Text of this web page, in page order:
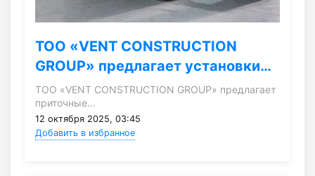
ТОО «VENT CONSTRUCTION
GROUP» предлагает установки…
ТОО «VENT CONSTRUCTION GROUP» предлагает
приточные…
12 октября 2025, 03:45
Добавить в избранное